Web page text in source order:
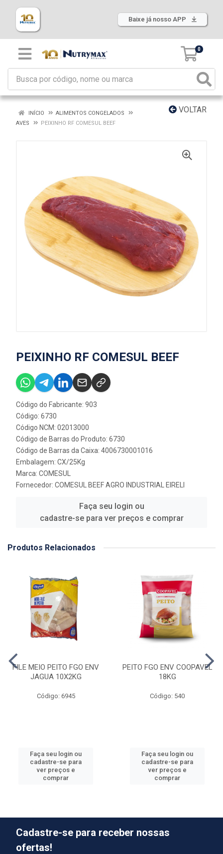
Baixe já nosso APP
0
VOLTAR
INÍCIO
ALIMENTOS CONGELADOS
AVES
PEIXINHO RF COMESUL BEEF
PEIXINHO RF COMESUL BEEF
Código do Fabricante: 903
Código: 6730
Código NCM: 02013000
Código de Barras do Produto: 6730
Código de Barras da Caixa: 4006730001016
Embalagem: CX/25Kg
Marca: COMESUL
Fornecedor: COMESUL BEEF AGRO INDUSTRIAL EIRELI
Faça seu login ou
cadastre-se para ver preços e comprar
Produtos Relacionados
FILE MEIO PEITO FGO ENV
JAGUA 10X2KG
Código: 6945
Faça seu login ou
cadastre-se para
ver preços e
comprar
PEITO FGO ENV COOPAVEL
18KG
Código: 540
Faça seu login ou
cadastre-se para
ver preços e
comprar
Cadastre-se para receber nossas
ofertas!